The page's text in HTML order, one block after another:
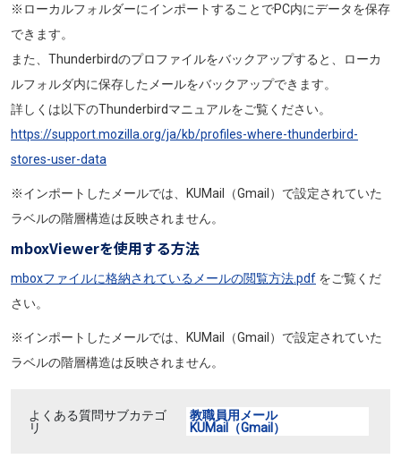
※ローカルフォルダーにインポートすることでPC内にデータを保存
できます。
また、Thunderbirdのプロファイルをバックアップすると、ローカ
ルフォルダ内に保存したメールをバックアップできます。
詳しくは以下のThunderbirdマニュアルをご覧ください。
https://support.mozilla.org/ja/kb/profiles-where-thunderbird-
stores-user-data
※インポートしたメールでは、KUMail（Gmail）で設定されていた
ラベルの階層構造は反映されません。
mboxViewerを使用する方法
mboxファイルに格納されているメールの閲覧方法.pdf をご覧くだ
さい。
※インポートしたメールでは、KUMail（Gmail）で設定されていた
ラベルの階層構造は反映されません。
よくある質問サブカテゴ
リ
教職員用メール
KUMail（Gmail）